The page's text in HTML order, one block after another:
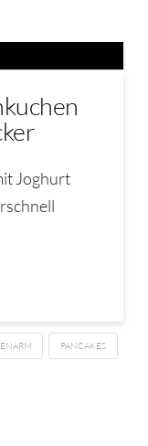
Joghurt
PANCAKES